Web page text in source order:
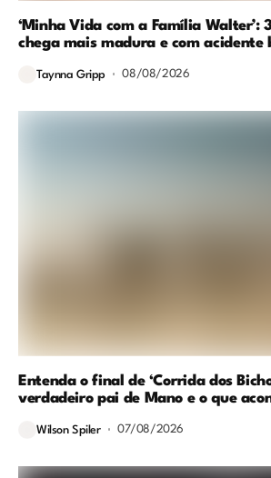
‘Minha Vida com a Família Walter’:
chega mais madura e com acidente
Taynna Gripp 08/08/2026
Entenda o final de ‘Corrida dos
verdadeiro pai de Mano e o que
Wilson Spiler 07/08/2026